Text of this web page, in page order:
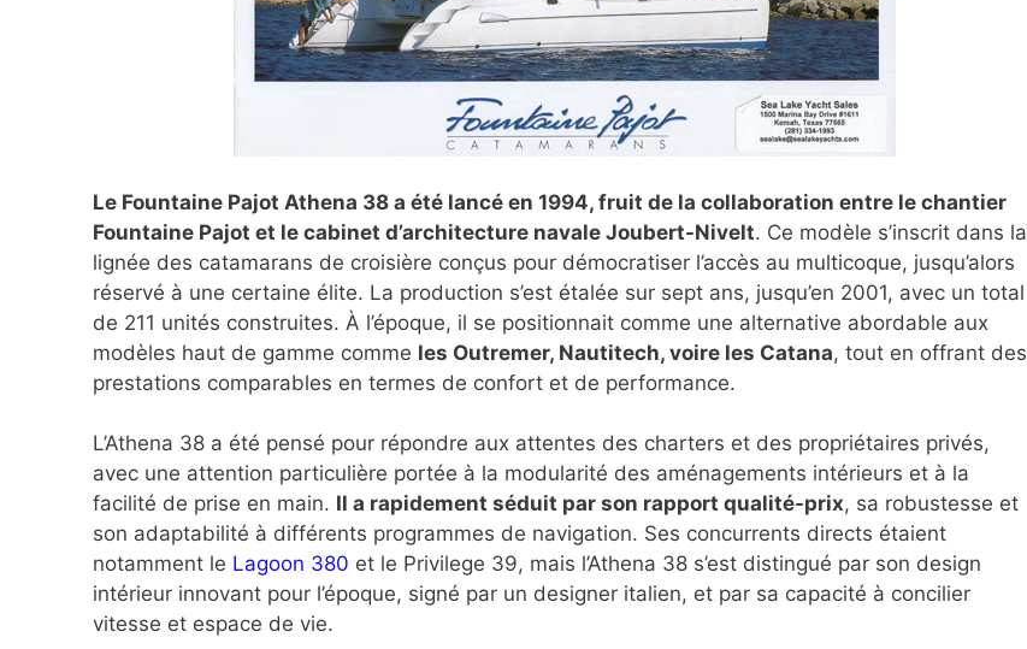
Le Fountaine Pajot Athena 38 a été lancé en 1994, fruit de la collaboration entre le chantier
Fountaine Pajot et le cabinet d’architecture navale Joubert-Nivelt. Ce modèle s’inscrit dans la
lignée des catamarans de croisière conçus pour démocratiser l’accès au multicoque, jusqu’alors
réservé à une certaine élite. La production s’est étalée sur sept ans, jusqu’en 2001, avec un total
de 211 unités construites. À l’époque, il se positionnait comme une alternative abordable aux
modèles haut de gamme comme les Outremer, Nautitech, voire les Catana, tout en offrant des
prestations comparables en termes de confort et de performance.
L’Athena 38 a été pensé pour répondre aux attentes des charters et des propriétaires privés,
avec une attention particulière portée à la modularité des aménagements intérieurs et à la
facilité de prise en main. Il a rapidement séduit par son rapport qualité-prix, sa robustesse et
son adaptabilité à différents programmes de navigation. Ses concurrents directs étaient
notamment le Lagoon 380 et le Privilege 39, mais l’Athena 38 s’est distingué par son design
intérieur innovant pour l’époque, signé par un designer italien, et par sa capacité à concilier
vitesse et espace de vie.